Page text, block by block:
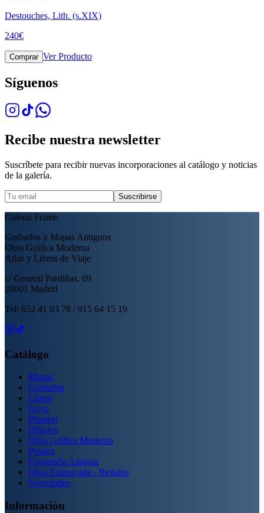
Destouches, Lith. (s.XIX)
240€
Comprar Ver Producto
Síguenos
Recibe nuestra newsletter
Suscríbete para recibir nuevas incorporaciones al catálogo y noticias
de la galería.
Suscribirse
Galería Frame
Grabados y Mapas Antiguos
Obra Gráfica Moderna
Atlas y Libros de Viaje
c/ General Pardiñas, 69
28001 Madrid
Tel: 652 41 03 78 / 915 64 15 19
Catálogo
Mapas
Grabados
Libros
Goya
Piranesi
Dibujos
Obra Gráfica Moderna
Posters
Fotografía Antigua
Obra Enmarcada - Regalos
Novedades
Información